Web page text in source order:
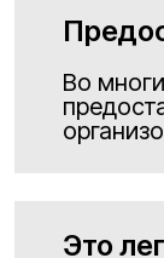
Во
Это